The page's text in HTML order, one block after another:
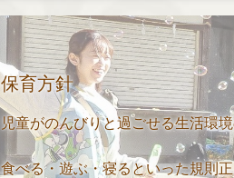
保育方針
児童がのんびりと過ごせる生活環
食べる・遊ぶ・寝るといった規則